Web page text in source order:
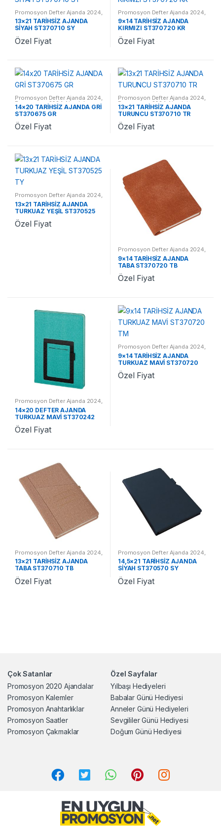
Promosyon Defter Ajanda 2024
Promosyon 2024 Ajandalar
13×21 TARİHSİZ AJANDA
SİYAH ST370710 SY
Özel Fiyat
Promosyon Defter Ajanda 2024
Promosyon 2024 Ajandalar
9×14 TARİHSİZ AJANDA
KIRMIZI ST370720 KR
Özel Fiyat
Promosyon Defter Ajanda 2024,
Promosyon 2024 Ajandalar
14×20 TARİHSİZ AJANDA GRİ
ST370675 GR
Özel Fiyat
Promosyon Defter Ajanda 2024,
Promosyon 2024 Ajandalar
13×21 TARİHSİZ AJANDA
TURUNCU ST370710 TR
Özel Fiyat
Promosyon Defter Ajanda 2024,
Promosyon 2024 Ajandalar
13×21 TARİHSİZ AJANDA
TURKUAZ YEŞİL ST370525
TY
Özel Fiyat
Promosyon Defter Ajanda 2024,
Promosyon 2024 Ajandalar
9×14 TARİHSİZ AJANDA
TABA ST370720 TB
Özel Fiyat
Promosyon Defter Ajanda 2024
Promosyon 2024 Ajandalar
14×20 DEFTER AJANDA
TURKUAZ MAVİ ST370242
TM
Özel Fiyat
Promosyon Defter Ajanda 2024
Promosyon 2024 Ajandalar
9×14 TARİHSİZ AJANDA
TURKUAZ MAVİ ST370720
TM
Özel Fiyat
Promosyon Defter Ajanda 2024
Promosyon 2024 Ajandalar
13×21 TARİHSİZ AJANDA
TABA ST370710 TB
Özel Fiyat
Promosyon Defter Ajanda 2024
Promosyon 2024 Ajandalar
14,5×21 TARİHSİZ AJANDA
SİYAH ST370570 SY
Özel Fiyat
Çok Satanlar
Promosyon 2020 Ajandalar
Promosyon Kalemler
Promosyon Anahtarlıklar
Promosyon Saatler
Promosyon Çakmaklar
Özel Sayfalar
Yılbaşı Hediyeleri
Babalar Günü Hediyesi
Anneler Günü Hediyeleri
Sevgililer Günü Hediyesi
Doğum Günü Hediyesi